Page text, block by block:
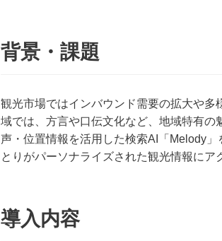
背景・課題
観光市場ではインバウンド需要の拡大や
域では、方言や口伝文化など、地域特有
声・位置情報を活用した検索AI「Melody
とりがパーソナライズされた観光情報にア
導入内容